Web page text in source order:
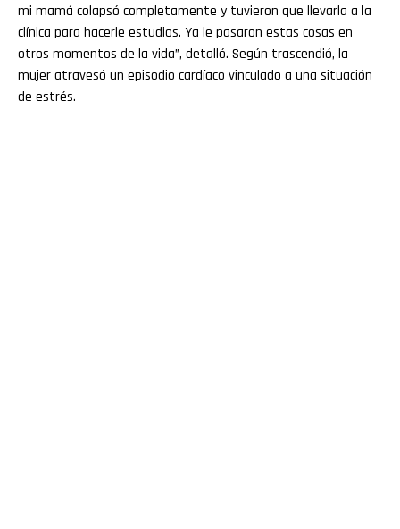
mi mamá colapsó completamente y tuvieron que llevarla a la
clínica para hacerle estudios. Ya le pasaron estas cosas en
otros momentos de la vida”, detalló. Según trascendió, la
mujer atravesó un episodio cardíaco vinculado a una situación
de estrés.